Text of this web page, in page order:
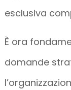
esclusiva
È ora
domande